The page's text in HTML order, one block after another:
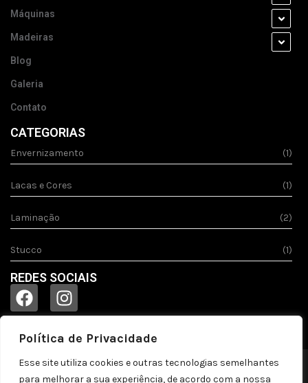
Política de Privacidade
Esse site utiliza cookies e outras tecnologias semelhantes
para melhorar a sua experiência, de acordo com a nossa
Máquinas
Madeiras
Blog
Galeria
Contato
CATEGORIAS
Envernizamento (1)
Lacas e Cores (1)
Laminação (2)
Stucco (1)
REDES SOCIAIS
© 2023 Todos os direitos reservados!